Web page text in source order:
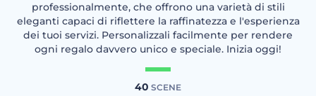
professionalmente, che offrono una varietà di stili
eleganti capaci di riflettere la raffinatezza e l'esperienza
dei tuoi servizi. Personalizzali facilmente per rendere
ogni regalo davvero unico e speciale. Inizia oggi!
40 SCENE